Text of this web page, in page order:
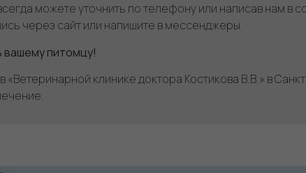
можете уточнить по телефону или написав нам в
через сайт или напишите в мессенджеры.
вашему питомцу!
«Ветеринарной клинике доктора Костикова В.В.» в